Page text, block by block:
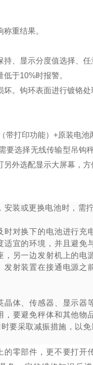
重结果。
、显示分度值选择、任
于10%时报警。
。钩环表面进行镀铬处
打印功能）+原装电池
要选择无线传输型吊钩
外选配显示大屏幕，方
装或更换电池时，需
对换下的电池进行充
宜的环境，并且避
另一边发射机上的
射装置在接通电源
体、传感器、显示
要避免秤体和其他物
要采取减振措施，以免
零部件，更不要打开